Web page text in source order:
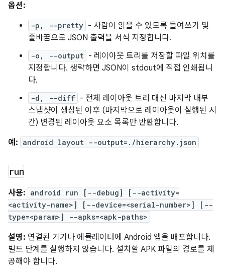
옵션:
-p, --pretty - 사람이 읽을 수 있도록 들여쓰기 및
줄바꿈으로 JSON 출력을 서식 지정합니다.
-o, --output - 레이아웃 트리를 저장할 파일 위치를
지정합니다. 생략하면 JSON이 stdout에 직접 인쇄됩니
다.
-d, --diff - 전체 레이아웃 트리 대신 마지막 내부
스냅샷이 생성된 이후 (마지막으로 레이아웃이 실행된 시
간) 변경된 레이아웃 요소 목록만 반환합니다.
예: android layout --output=./hierarchy.json
run
사용: android run [--debug] [--activity=
<activity-name>] [--device=<serial-number>] [--
type=<param>] --apks=<apk-paths>
설명: 연결된 기기나 에뮬레이터에 Android 앱을 배포합니다.
빌드 단계를 실행하지 않습니다. 설치할 APK 파일의 경로를 제
공해야 합니다.